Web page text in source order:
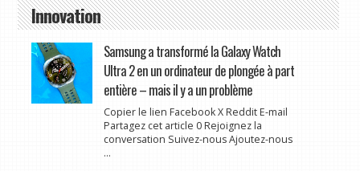
Innovation
Samsung a transformé la Galaxy Watch
Ultra 2 en un ordinateur de plongée à part
entière – mais il y a un problème
Copier le lien Facebook X Reddit E-mail
Partagez cet article 0 Rejoignez la
conversation Suivez-nous Ajoutez-nous
...